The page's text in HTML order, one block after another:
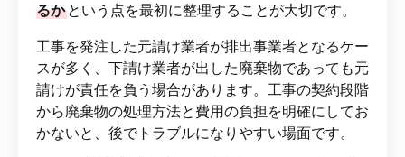
るか という点を最初に整理することが大切です。
工事を発注した元請け業者が排出事業者となるケー
スが多く、下請け業者が出した廃棄物であっても元
請けが責任を負う場合があります。工事の契約段階
から廃棄物の処理方法と費用の負担を明確にしてお
かないと、後でトラブルになりやすい場面です。